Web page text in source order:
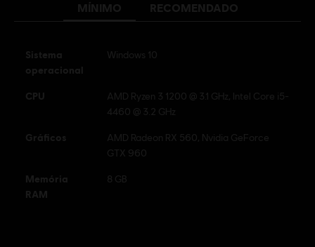
MÍNIMO RECOMENDADO
Sistema
operacional
Windows 10
CPU
AMD Ryzen 3 1200 @ 3.1 GHz, Intel Core i5-
4460 @ 3.2 GHz
Gráficos
AMD Radeon RX 560, Nvidia GeForce
GTX 960
Memória
RAM
8 GB